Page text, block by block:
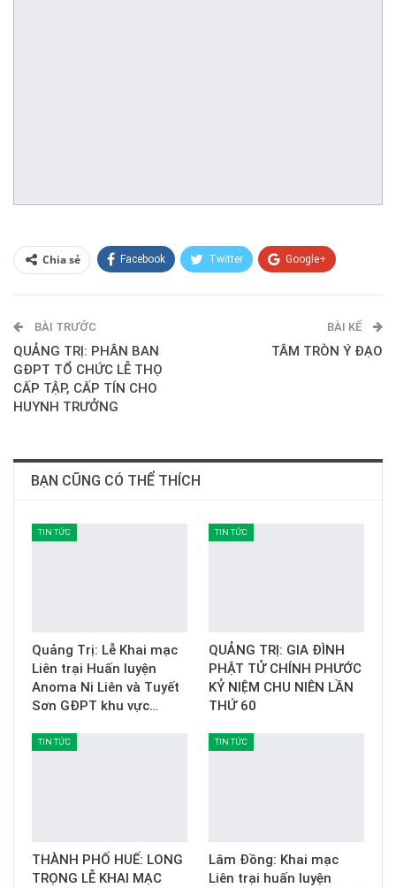
Chia sẻ Facebook Twitter Google+
E-mail
BÀI TRƯỚC
QUẢNG TRỊ: PHÂN BAN
GĐPT TỔ CHỨC LỄ THỌ
CẤP TẬP, CẤP TÍN CHO
HUYNH TRƯỞNG
BÀI KẾ
TÂM TRÒN Ý ĐẠO
BẠN CŨNG CÓ THỂ THÍCH
TIN TỨC
Quảng Trị: Lễ Khai mạc
Liên trại Huấn luyện
Anoma Ni Liên và Tuyết
Sơn GĐPT khu vực…
TIN TỨC
QUẢNG TRỊ: GIA ĐÌNH
PHẬT TỬ CHÍNH PHƯỚC
KỶ NIỆM CHU NIÊN LẦN
THỨ 60
TIN TỨC
THÀNH PHỐ HUẾ: LONG
TRỌNG LỄ KHAI MẠC
TIN TỨC
Lâm Đồng: Khai mạc
Liên trại huấn luyện